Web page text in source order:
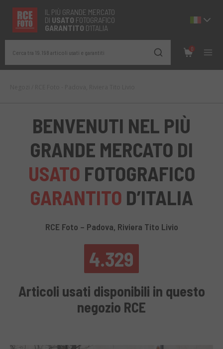
IL PIÙ GRANDE MERCATO
DI USATO FOTOGRAFICO
GARANTITO D’ITALIA
Cerca tra 19.198 articoli usati e garantiti
0
BENVENUTI NEL PIÙ
GRANDE MERCATO DI
USATO FOTOGRAFICO
GARANTITO D’ITALIA
RCE Foto – Padova, Riviera Tito Livio
4.329
Articoli usati disponibili in questo
negozio RCE